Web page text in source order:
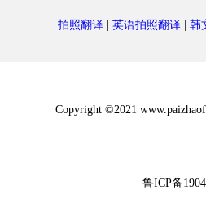
拍照翻译| 英语拍照翻译| 韩
Copyright ©2021
鲁ICP备